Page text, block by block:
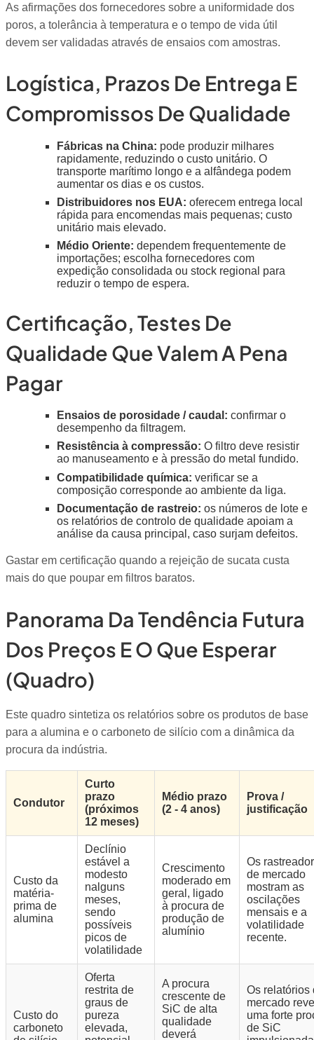
As afirmações dos fornecedores sobre a uniformidade dos
poros, a tolerância à temperatura e o tempo de vida útil
devem ser validadas através de ensaios com amostras.
Logística, Prazos De Entrega E
Compromissos De Qualidade
Fábricas na China: pode produzir milhares
rapidamente, reduzindo o custo unitário. O
transporte marítimo longo e a alfândega podem
aumentar os dias e os custos.
Distribuidores nos EUA: oferecem entrega local
rápida para encomendas mais pequenas; custo
unitário mais elevado.
Médio Oriente: dependem frequentemente de
importações; escolha fornecedores com
expedição consolidada ou stock regional para
reduzir o tempo de espera.
Certificação, Testes De
Qualidade Que Valem A Pena
Pagar
Ensaios de porosidade / caudal: confirmar o
desempenho da filtragem.
Resistência à compressão: O filtro deve resistir
ao manuseamento e à pressão do metal fundido.
Compatibilidade química: verificar se a
composição corresponde ao ambiente da liga.
Documentação de rastreio: os números de lote e
os relatórios de controlo de qualidade apoiam a
análise da causa principal, caso surjam defeitos.
Gastar em certificação quando a rejeição de sucata custa
mais do que poupar em filtros baratos.
Panorama Da Tendência Futura
Dos Preços E O Que Esperar
(quadro)
Este quadro sintetiza os relatórios sobre os produtos de base
para a alumina e o carboneto de silício com a dinâmica da
procura da indústria.
Condutor
Curto
prazo
(próximos
12 meses)
Médio prazo
(2 - 4 anos)
Prova /
justificação
Custo da
matéria-
prima de
alumina
Declínio
estável a
modesto
nalguns
meses,
sendo
possíveis
picos de
volatilidade
Crescimento
moderado em
geral, ligado
à procura de
produção de
alumínio
Os
de mercado
mostram as
oscilações
mensais e a
volatilidade
recente.
Custo do
carboneto
Oferta
restrita de
graus de
pureza
elevada,
A procura
crescente de
SiC de alta
qualidade
deverá
Os relatórios
mercado
uma forte
de SiC